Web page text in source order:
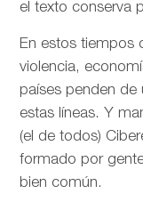
el texto conserva
En estos tiempos
violencia,
países penden de
estas líneas. Y
(el de todos)
formado por
bien común.